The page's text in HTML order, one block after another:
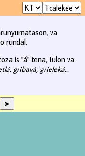
va
rundal.
is "á" tena, tulon va
gribavá, grieleká...